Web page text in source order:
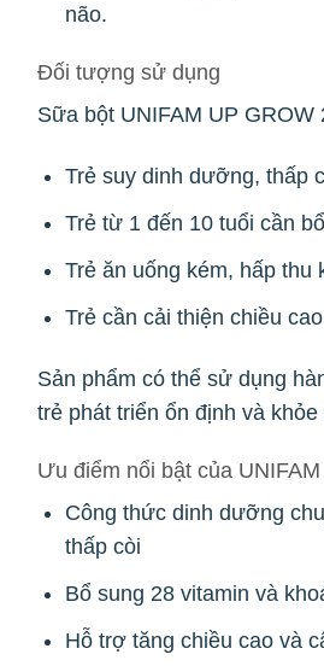
não.
Đối tượng sử dụng
Sữa bột UNIFAM UP
Trẻ suy dinh dưỡng, thấp
Trẻ từ 1 đến 10 tuổi cần
Trẻ ăn uống kém, hấp thu
Trẻ cần cải thiện chiều
Sản phẩm có thể sử dụng
trẻ phát triển ổn định và khỏe
Ưu điểm nổi bật của
Công thức dinh dưỡng
thấp còi
Bổ sung 28 vitamin và
Hỗ trợ tăng chiều cao và